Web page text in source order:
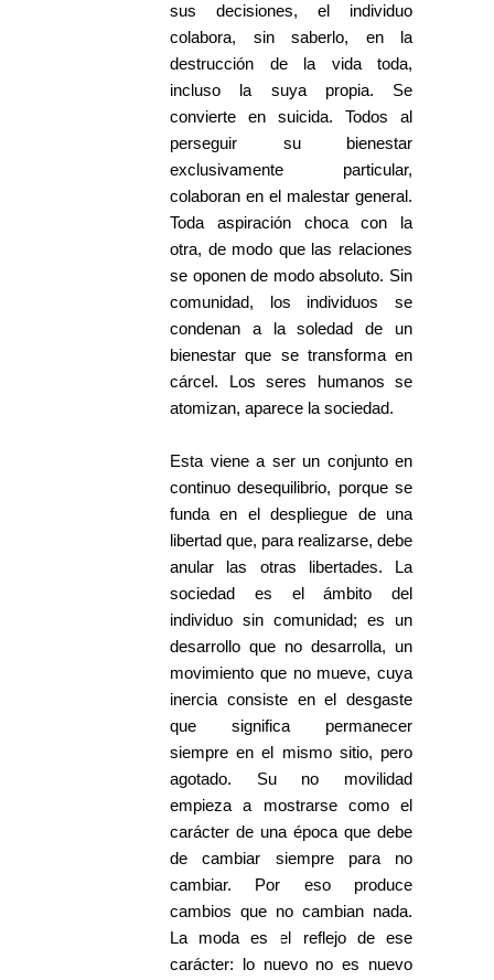
sus decisiones, el individuo
colabora, sin saberlo, en la
destrucción de la vida toda,
incluso la suya propia. Se
convierte en suicida. Todos al
perseguir su bienestar
exclusivamente particular,
colaboran en el malestar general.
Toda aspiración choca con la
otra, de modo que las relaciones
se oponen de modo absoluto. Sin
comunidad, los individuos se
condenan a la soledad de un
bienestar que se transforma en
cárcel. Los seres humanos se
atomizan, aparece la sociedad.
Esta viene a ser un conjunto en
continuo desequilibrio, porque se
funda en el despliegue de una
libertad que, para realizarse, debe
anular las otras libertades. La
sociedad es el ámbito del
individuo sin comunidad; es un
desarrollo que no desarrolla, un
movimiento que no mueve, cuya
inercia consiste en el desgaste
que significa permanecer
siempre en el mismo sitio, pero
agotado. Su no movilidad
empieza a mostrarse como el
carácter de una época que debe
de cambiar siempre para no
cambiar. Por eso produce
cambios que no cambian nada.
La moda es el reflejo de ese
carácter: lo nuevo no es nuevo